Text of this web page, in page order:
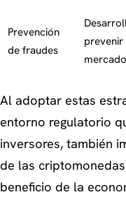
Prevención
de fraudes
Al adoptar estas
entorno regulatorio
inversores, también
de las
beneficio de la